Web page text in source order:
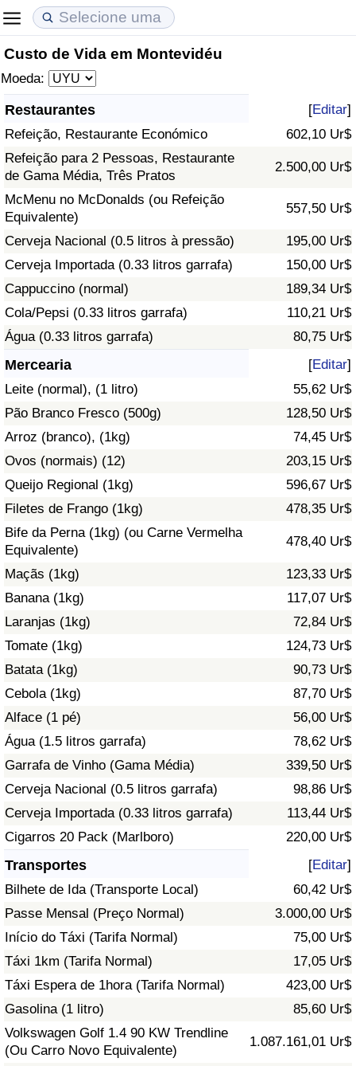
Custo de Vida em Montevidéu
Moeda:
Restaurantes [Editar]
Refeição, Restaurante Económico
602,10 Ur$
Refeição para 2 Pessoas, Restaurante
de Gama Média, Três Pratos
2.500,00 Ur$
McMenu no McDonalds (ou Refeição
Equivalente)
557,50 Ur$
Cerveja Nacional (0.5 litros à pressão)
195,00 Ur$
Cerveja Importada (0.33 litros garrafa)
150,00 Ur$
Cappuccino (normal)
189,34 Ur$
Cola/Pepsi (0.33 litros garrafa)
110,21 Ur$
Água (0.33 litros garrafa)
80,75 Ur$
Mercearia [Editar]
Leite (normal), (1 litro)
55,62 Ur$
Pão Branco Fresco (500g)
128,50 Ur$
Arroz (branco), (1kg)
74,45 Ur$
Ovos (normais) (12)
203,15 Ur$
Queijo Regional (1kg)
596,67 Ur$
Filetes de Frango (1kg)
478,35 Ur$
Bife da Perna (1kg) (ou Carne Vermelha
Equivalente)
478,40 Ur$
Maçãs (1kg)
123,33 Ur$
Banana (1kg)
117,07 Ur$
Laranjas (1kg)
72,84 Ur$
Tomate (1kg)
124,73 Ur$
Batata (1kg)
90,73 Ur$
Cebola (1kg)
87,70 Ur$
Alface (1 pé)
56,00 Ur$
Água (1.5 litros garrafa)
78,62 Ur$
Garrafa de Vinho (Gama Média)
339,50 Ur$
Cerveja Nacional (0.5 litros garrafa)
98,86 Ur$
Cerveja Importada (0.33 litros garrafa)
113,44 Ur$
Cigarros 20 Pack (Marlboro)
220,00 Ur$
Transportes [Editar]
Bilhete de Ida (Transporte Local)
60,42 Ur$
Passe Mensal (Preço Normal)
3.000,00 Ur$
Início do Táxi (Tarifa Normal)
75,00 Ur$
Táxi 1km (Tarifa Normal)
17,05 Ur$
Táxi Espera de 1hora (Tarifa Normal)
423,00 Ur$
Gasolina (1 litro)
85,60 Ur$
Volkswagen Golf 1.4 90 KW Trendline
(Ou Carro Novo Equivalente)
1.087.161,01 Ur$
Custo de Vida
Indicador de Custo de Vida
Indicador de Custo de Vida Por País
em Aqaba
Preços de Imóveis
Indicador de Preços de Imóveis
Indicador de Preços de Imóveis por País
Qualidade de Vida
Indicador de Qualidade de Vida (Atual)
Índice de qualidade de vida por país
Crime
Taxa do Indicador de Crime (Atual)
Indicador de Crime
Índice de criminalidade por país
Saúde
Indicador de Saúde (Atual)
Indicador de Saúde
Indicador de Saúde por País
Poluição
Índice de poluição
Indicador de Poluição por País
Trânsito
Indicador de Trânsito
Indicador de Trânsito (Atual)
Indicador de Trânsito por País